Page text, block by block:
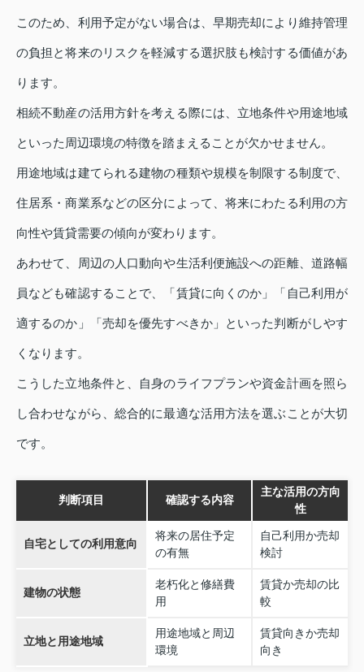
このため、利用予定がない場合は、早期売却により維持管理
の負担と将来のリスクを軽減する選択肢も検討する価値があ
ります。
相続不動産の活用方針を考える際には、立地条件や用途地域
といった周辺環境の特徴を踏まえることが欠かせません。
用途地域は建てられる建物の種類や規模を制限する制度で、
住居系・商業系などの区分によって、将来にわたる利用の方
向性や賃貸需要の傾向が変わります。
あわせて、周辺の人口動向や生活利便施設への距離、道路幅
員なども確認することで、「賃貸に向くのか」「自己利用が
適するのか」「売却を優先すべきか」といった判断がしやす
くなります。
こうした立地条件と、自身のライフプランや資金計画を照ら
し合わせながら、総合的に最適な活用方法を選ぶことが大切
です。
判断項目 確認する内容
主な活用の方向
性
自宅としての利用意向
将来の居住予定
の有無
自己利用か売却
検討
建物の状態
老朽化と修繕費
用
賃貸か売却の比
較
立地と用途地域
用途地域と周辺
環境
賃貸向きか売却
向き